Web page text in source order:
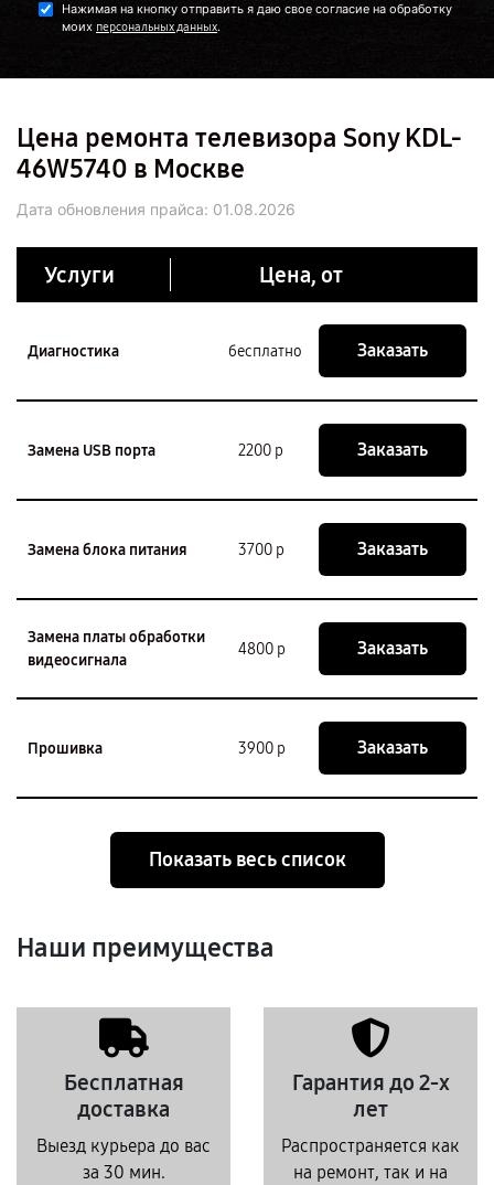
Нажимая на кнопку отправить я даю свое согласие на обработку
моих персональных данных.
Цена ремонта телевизора Sony KDL-
46W5740 в Москве
Дата обновления прайса: 01.08.2026
Услуги Цена, от
Диагностика бесплатно Заказать
Замена USB порта 2200 р Заказать
Замена блока питания 3700 р Заказать
Замена платы обработки
видеосигнала
4800 р Заказать
Прошивка 3900 р Заказать
Показать весь список
Наши преимущества
Бесплатная
доставка
Выезд курьера до вас
за 30 мин.
Гарантия до 2-х
лет
Распространяется как
на ремонт, так и на